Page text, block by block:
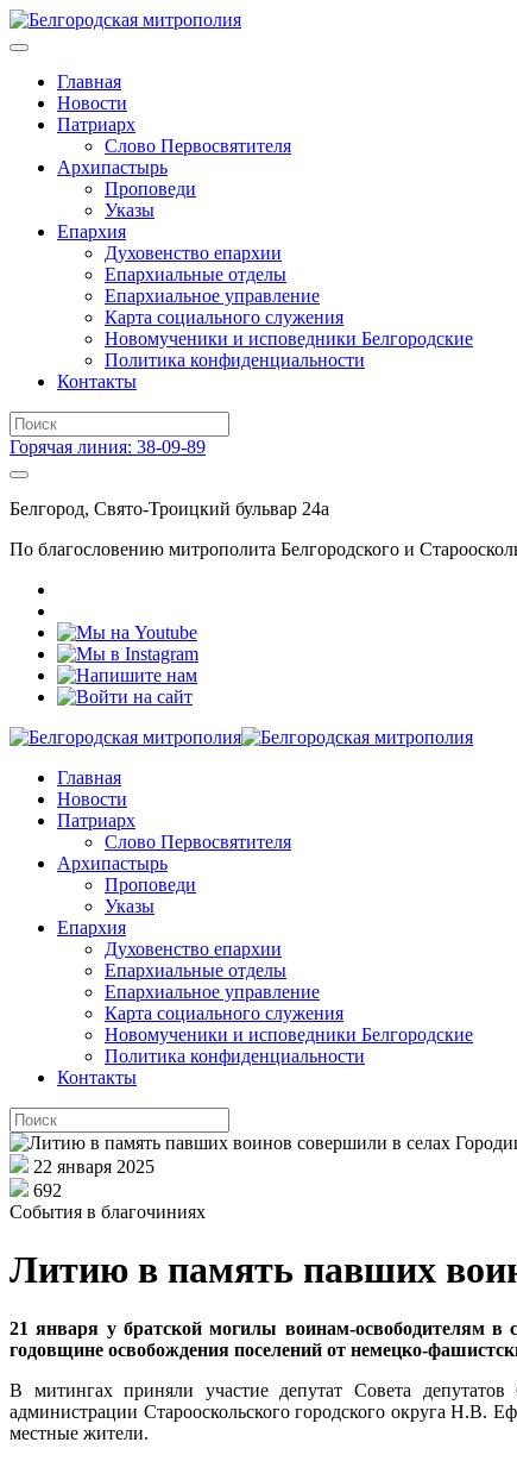
Главная
Новости
Патриарх
Слово Первосвятителя
Архипастырь
Проповеди
Указы
Епархия
Духовенство епархии
Епархиальные отделы
Епархиальное управление
Карта социального служения
Новомученики и исповедники Белгородские
Политика конфиденциальности
Контакты
Горячая линия: 38-09-89
Белгород, Свято-Троицкий бульвар 24а
По благословению митрополита Белгородского и
Главная
Новости
Патриарх
Слово Первосвятителя
Архипастырь
Проповеди
Указы
Епархия
Духовенство епархии
Епархиальные отделы
Епархиальное управление
Карта социального служения
Новомученики и исповедники Белгородские
Политика конфиденциальности
Контакты
22 января 2025
692
События в благочиниях
Литию в память павших
21 января у братской могилы воинам-освободителям
годовщине освобождения поселений от немецко-
В митингах приняли участие депутат Совета депутатов
администрации Старооскольского городского округа Н.В.
местные жители.